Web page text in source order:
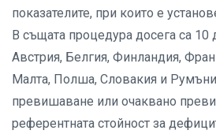
показателите, при които е
В същата процедура досега са
Австрия, Белгия, Финландия,
Малта, Полша, Словакия и
превишаване или очаквано
референтната стойност за